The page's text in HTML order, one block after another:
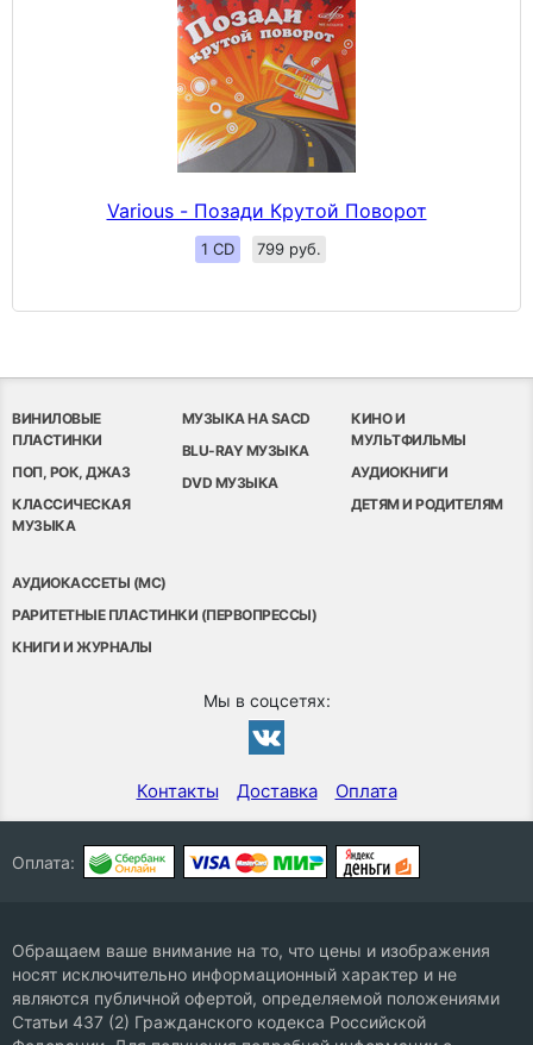
Various - Позади Крутой Поворот
1 CD 799 руб.
ВИНИЛОВЫЕ
ПЛАСТИНКИ
ПОП, РОК, ДЖАЗ
КЛАССИЧЕСКАЯ
МУЗЫКА
МУЗЫКА НА SACD
BLU-RAY МУЗЫКА
DVD МУЗЫКА
КИНО И
МУЛЬТФИЛЬМЫ
АУДИОКНИГИ
ДЕТЯМ И РОДИТЕЛЯМ
АУДИОКАССЕТЫ (MC)
РАРИТЕТНЫЕ ПЛАСТИНКИ (ПЕРВОПРЕССЫ)
КНИГИ И ЖУРНАЛЫ
Мы в соцсетях:
Контакты Доставка Оплата
Оплата:
Обращаем ваше внимание на то, что цены и изображения
носят исключительно информационный характер и не
являются публичной офертой, определяемой положениями
Статьи 437 (2) Гражданского кодекса Российской